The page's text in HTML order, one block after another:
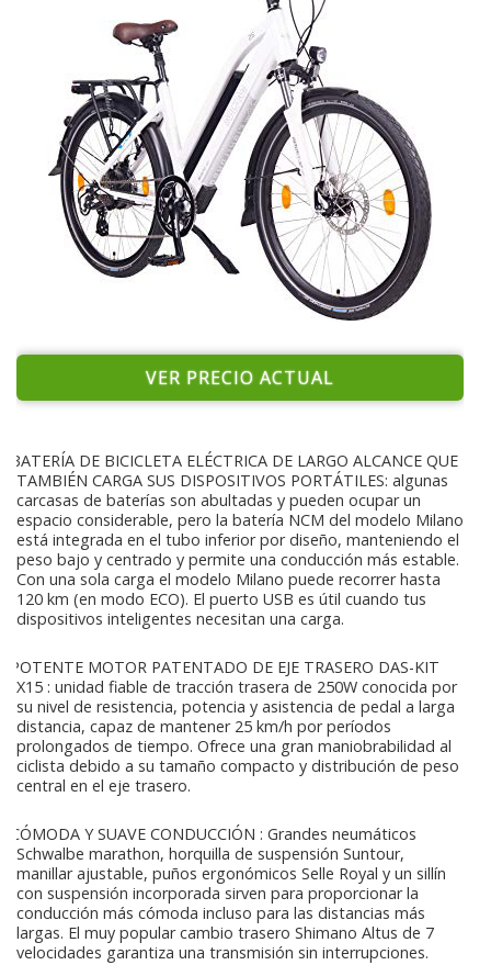
VER PRECIO ACTUAL
BATERÍA DE BICICLETA ELÉCTRICA DE LARGO ALCANCE QUE
TAMBIÉN CARGA SUS DISPOSITIVOS PORTÁTILES: algunas
carcasas de baterías son abultadas y pueden ocupar un
espacio considerable, pero la batería NCM del modelo Milano
está integrada en el tubo inferior por diseño, manteniendo el
peso bajo y centrado y permite una conducción más estable.
Con una sola carga el modelo Milano puede recorrer hasta
120 km (en modo ECO). El puerto USB es útil cuando tus
dispositivos inteligentes necesitan una carga.
POTENTE MOTOR PATENTADO DE EJE TRASERO DAS-KIT
X15 : unidad fiable de tracción trasera de 250W conocida por
su nivel de resistencia, potencia y asistencia de pedal a larga
distancia, capaz de mantener 25 km/h por períodos
prolongados de tiempo. Ofrece una gran maniobrabilidad al
ciclista debido a su tamaño compacto y distribución de peso
central en el eje trasero.
CÓMODA Y SUAVE CONDUCCIÓN : Grandes neumáticos
Schwalbe marathon, horquilla de suspensión Suntour,
manillar ajustable, puños ergonómicos Selle Royal y un sillín
con suspensión incorporada sirven para proporcionar la
conducción más cómoda incluso para las distancias más
largas. El muy popular cambio trasero Shimano Altus de 7
velocidades garantiza una transmisión sin interrupciones.